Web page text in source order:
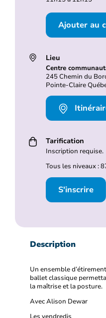
Ajouter au
Lieu
Centre
245 Chemin du
Pointe-Claire
Tarification
Inscription requise.
Tous les niveaux :
S'inscrire
Description
Un ensemble
ballet classique
la maîtrise et la posture.
Avec Alison Dewar